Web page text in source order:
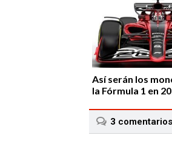
Así serán los
la Fórmula 1 en
3 comentarios